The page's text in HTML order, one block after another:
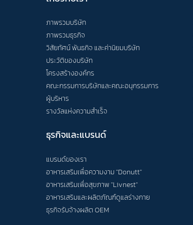
ภาพรวมบริษัท
ภาพรวมธุรกิจ
วิสัยทัศน์ พันธกิจ และค่านิยมบริษัท
ประวัติของบริษัท
โครงสร้างองค์กร
คณะกรรมการบริษัทและคณะอนุกรรมการ
ผู้บริหาร
รางวัลแห่งความสำเร็จ
ธุรกิจและแบรนด์
แบรนด์ของเรา
อาหารเสริมเพื่อความงาม "Donutt"
อาหารเสริมเพื่อสุขภาพ "Livnest"
อาหารเสริมและผลิตภัณฑ์ดูแลร่างกาย
ธุรกิจรับจ้างผลิต OEM